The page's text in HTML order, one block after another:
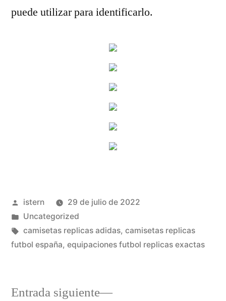
puede utilizar para identificarlo.
Publicado
por
istern
29 de julio de 2022
Publicado
en
Uncategorized
Etiquetas:
camisetas replicas adidas, camisetas replicas
futbol españa, equipaciones futbol replicas exactas
Entrada siguiente
Entrada